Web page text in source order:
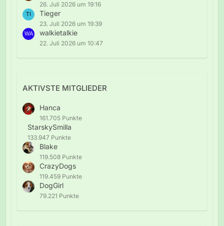
26. Juli 2026 um 19:16
Tieger
23. Juli 2026 um 19:39
walkietalkie
22. Juli 2026 um 10:47
AKTIVSTE MITGLIEDER
Hanca
161.705 Punkte
StarskySmilla
133.947 Punkte
Blake
119.508 Punkte
CrazyDogs
119.459 Punkte
DogGirl
79.221 Punkte